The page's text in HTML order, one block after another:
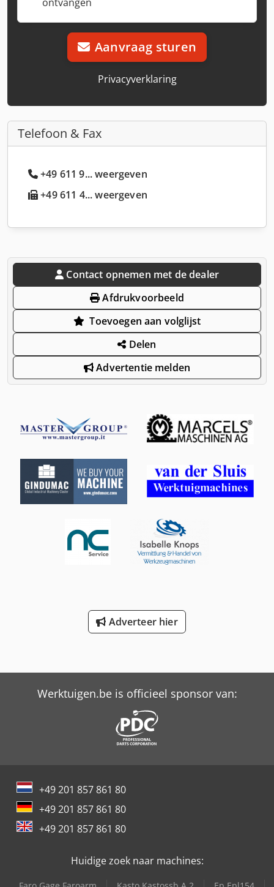
Aanvraag sturen
Privacyverklaring
Telefoon & Fax
+49 611 9... weergeven
+49 611 4... weergeven
Contact opnemen met de dealer
Afdrukvoorbeeld
Toevoegen aan volglijst
Delen
Advertentie melden
Adverteer hier
Werktuigen.be is officieel sponsor van:
+49 201 857 861 80
+49 201 857 861 80
+49 201 857 861 80
Huidige zoek naar machines: